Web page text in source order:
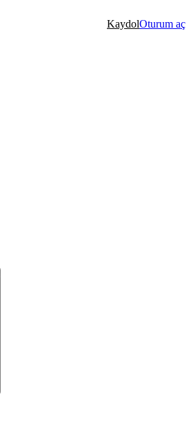
KaydolOturum aç